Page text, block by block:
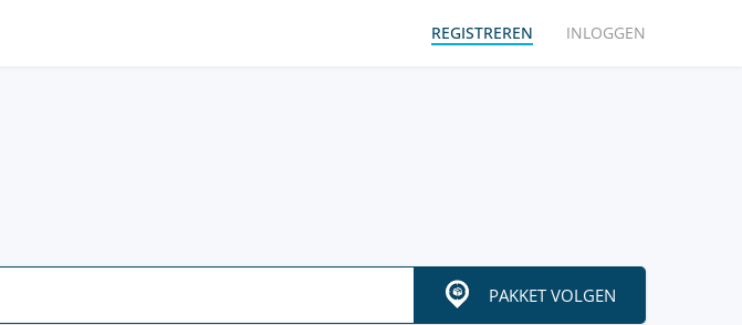
REGISTREREN INLOGGEN
PAKKET VOLGEN